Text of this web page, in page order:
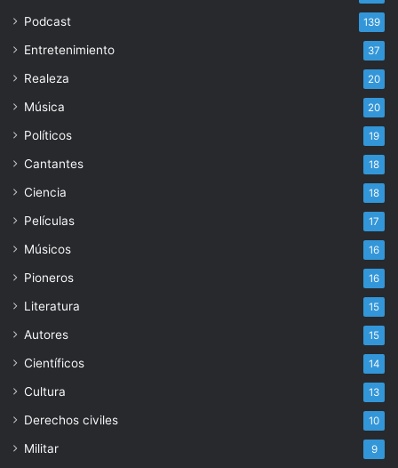
Podcast 139
Entretenimiento 37
Realeza 20
Música 20
Políticos 19
Cantantes 18
Ciencia 18
Películas 17
Músicos 16
Pioneros 16
Literatura 15
Autores 15
Científicos 14
Cultura 13
Derechos civiles 10
Militar 9